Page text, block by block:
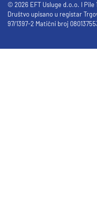
© 2026 EFT Usluge d.o.o. I Pile
Društvo upisano u registar
97/1397-2 Matični broj